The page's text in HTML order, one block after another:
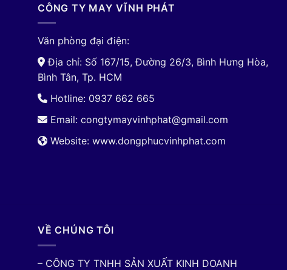
CÔNG TY MAY VĨNH PHÁT
Văn phòng đại điện:
Địa chỉ: Số 167/15, Đường 26/3, Bình Hưng Hòa,
Bình Tân, Tp. HCM
Hotline: 0937 662 665
Email: congtymayvinhphat@gmail.com
Website: www.dongphucvinhphat.com
VỀ CHÚNG TÔI
– CÔNG TY TNHH SẢN XUẤT KINH DOANH